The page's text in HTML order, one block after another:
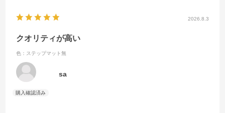
2026.8.3
クオリティが高い
色：ステップマット無
sa